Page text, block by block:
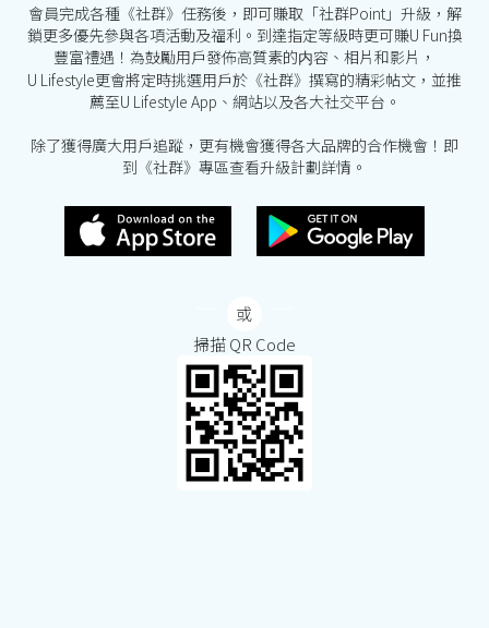
會員完成各種《社群》任務後，即可賺取「社群Point」升級，解
鎖更多優先參與各項活動及福利。到達指定等級時更可賺U Fun換
豐富禮遇！為鼓勵用戶發佈高質素的内容、相片和影片，
U Lifestyle更會將定時挑選用戶於《社群》撰寫的精彩帖文，並推
薦至U Lifestyle App、網站以及各大社交平台。
除了獲得廣大用戶追蹤，更有機會獲得各大品牌的合作機會！即
到《社群》專區查看升級計劃詳情。
掃描 QR Code